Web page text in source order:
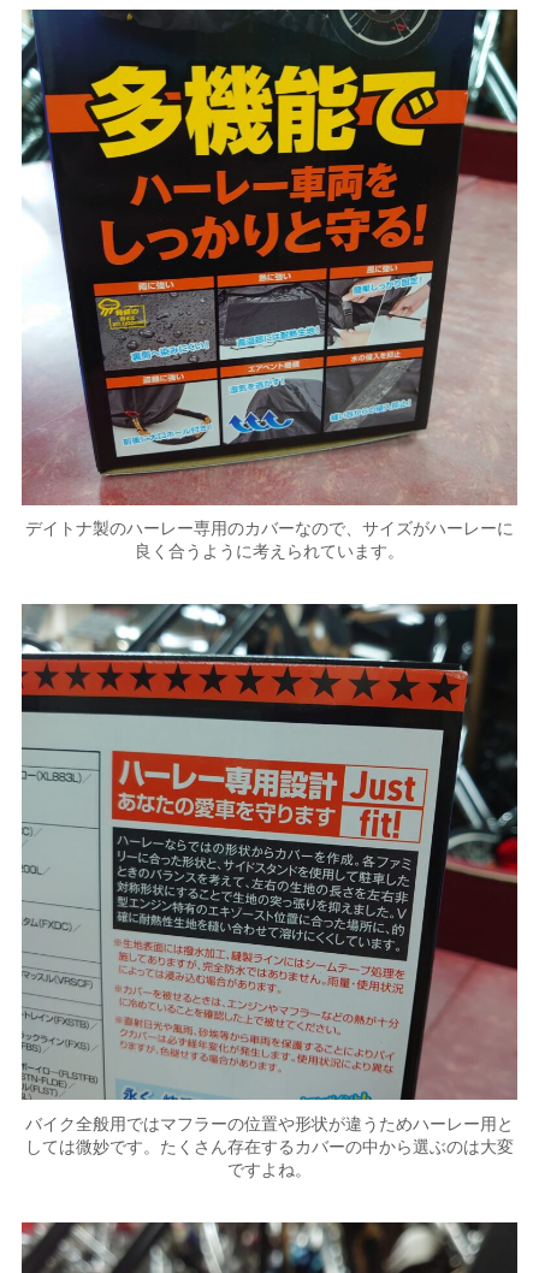
デイトナ製のハーレー専用のカバーなので、サイズがハーレーに
良く合うように考えられています。
バイク全般用ではマフラーの位置や形状が違うためハーレー用と
しては微妙です。たくさん存在するカバーの中から選ぶのは大変
ですよね。